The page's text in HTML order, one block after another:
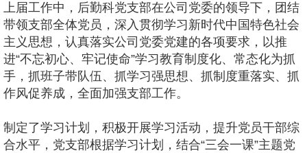
上届工作中，后勤科党支部在公司党委的领导下，团结
带领支部全体党员，深入贯彻学习新时代中国特色社会
主义思想，认真落实公司党委党建的各项要求，以推
进“不忘初心、牢记使命”学习教育制度化、常态化为抓
手，抓班子带队伍、抓学习强思想、抓制度重落实、抓
作风促养成，全面加强支部工作。
制定了学习计划，积极开展学习活动，提升党员干部综
合水平，党支部根据学习计划，结合“三会一课”主题党